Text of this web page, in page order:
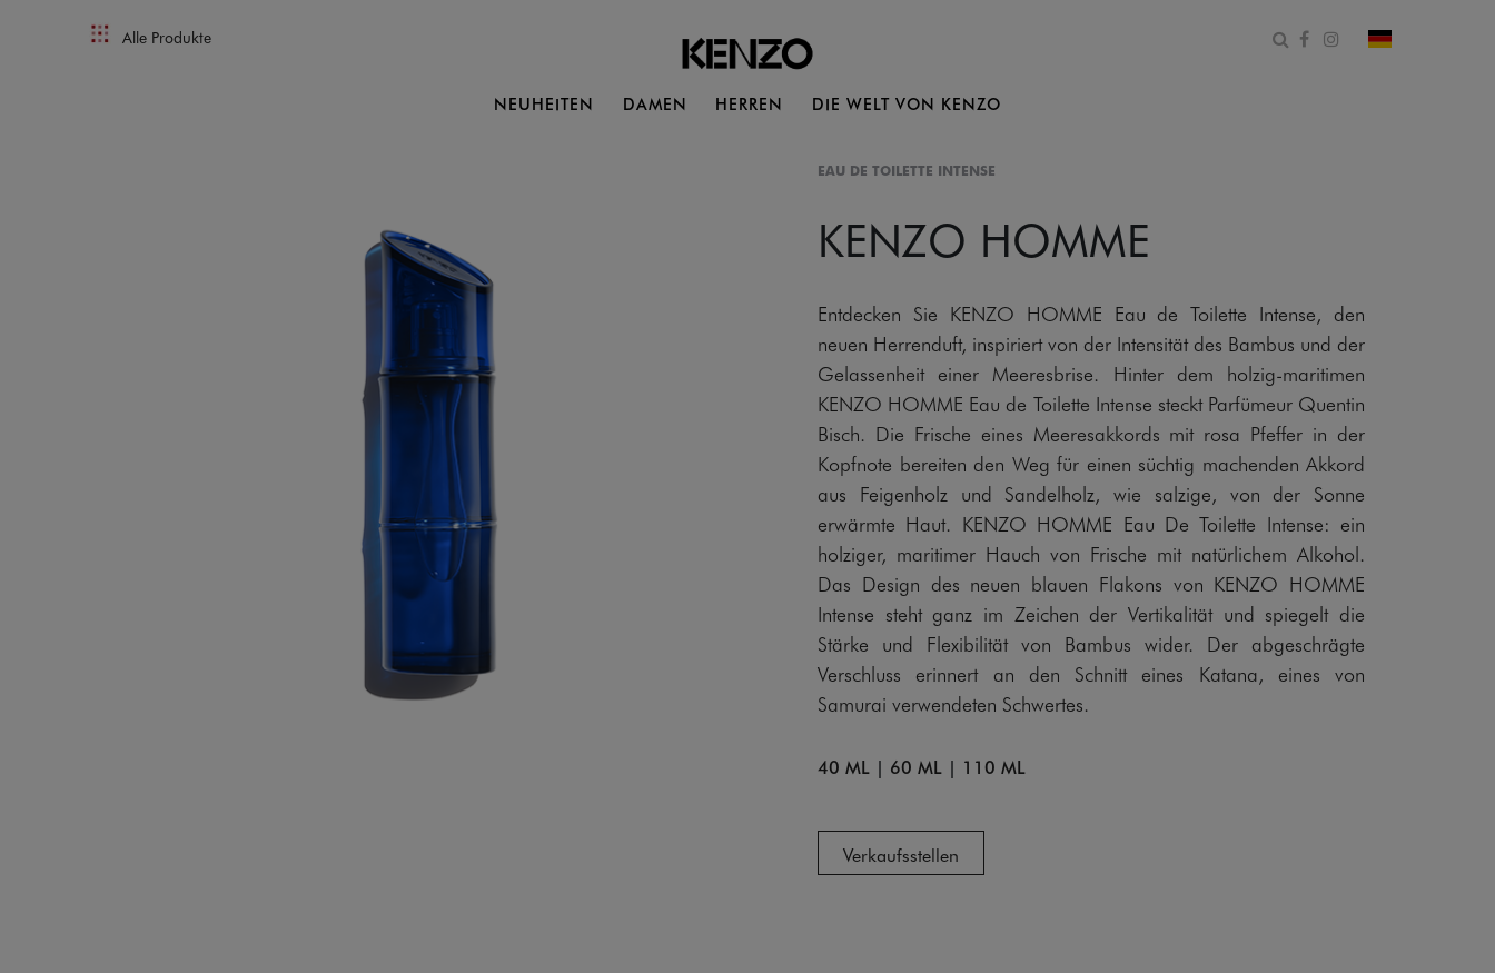
Alle Produkte Suchformular öffnen
Facebook
Instagram
Land und
NEUHEITEN DAMEN HERREN DIE WELT VON KENZO
EAU DE TOILETTE INTENSE
KENZO HOMME
Entdecken Sie KENZO HOMME Eau de Toilette Intense, den
neuen Herrenduft, inspiriert von der Intensität des Bambus und der
Gelassenheit einer Meeresbrise. Hinter dem holzig-maritimen
KENZO HOMME Eau de Toilette Intense steckt Parfümeur Quentin
Bisch. Die Frische eines Meeresakkords mit rosa Pfeffer in der
Kopfnote bereiten den Weg für einen süchtig machenden Akkord
aus Feigenholz und Sandelholz, wie salzige, von der Sonne
erwärmte Haut. KENZO HOMME Eau De Toilette Intense: ein
holziger, maritimer Hauch von Frische mit natürlichem Alkohol.
Das Design des neuen blauen Flakons von KENZO HOMME
Intense steht ganz im Zeichen der Vertikalität und spiegelt die
Stärke und Flexibilität von Bambus wider. Der abgeschrägte
Verschluss erinnert an den Schnitt eines Katana, eines von
Samurai verwendeten Schwertes.
40 ML | 60 ML | 110 ML
Verkaufsstellen